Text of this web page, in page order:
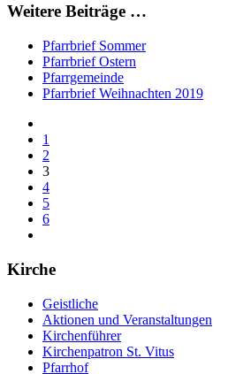
Weitere Beiträge …
Pfarrbrief Sommer
Pfarrbrief Ostern
Pfarrgemeinde
Pfarrbrief Weihnachten 2019
1
2
3
4
5
6
Kirche
Geistliche
Aktionen und Veranstaltungen
Kirchenführer
Kirchenpatron St. Vitus
Pfarrhof